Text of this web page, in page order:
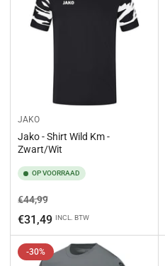
JAKO
Jako - Shirt Wild Km -
Zwart/Wit
OP VOORRAAD
Normale
prijs
€44,99Aanbiedingsprijs
€31,49 INCL. BTW
-30%